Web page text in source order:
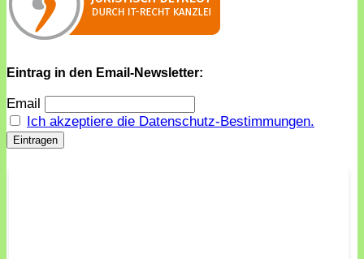
Eintrag in den Email-Newsletter:
Email
Ich akzeptiere die Datenschutz-Bestimmungen.